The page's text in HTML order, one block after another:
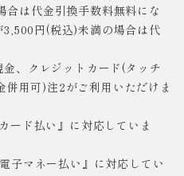
は代金引換手数料無料にな
円(税込)未満の場合は代
、クレジットカード(タッチ
用可)注2がご利用いただけま
ード払い』に対応していま
子マネー払い』に対応してい